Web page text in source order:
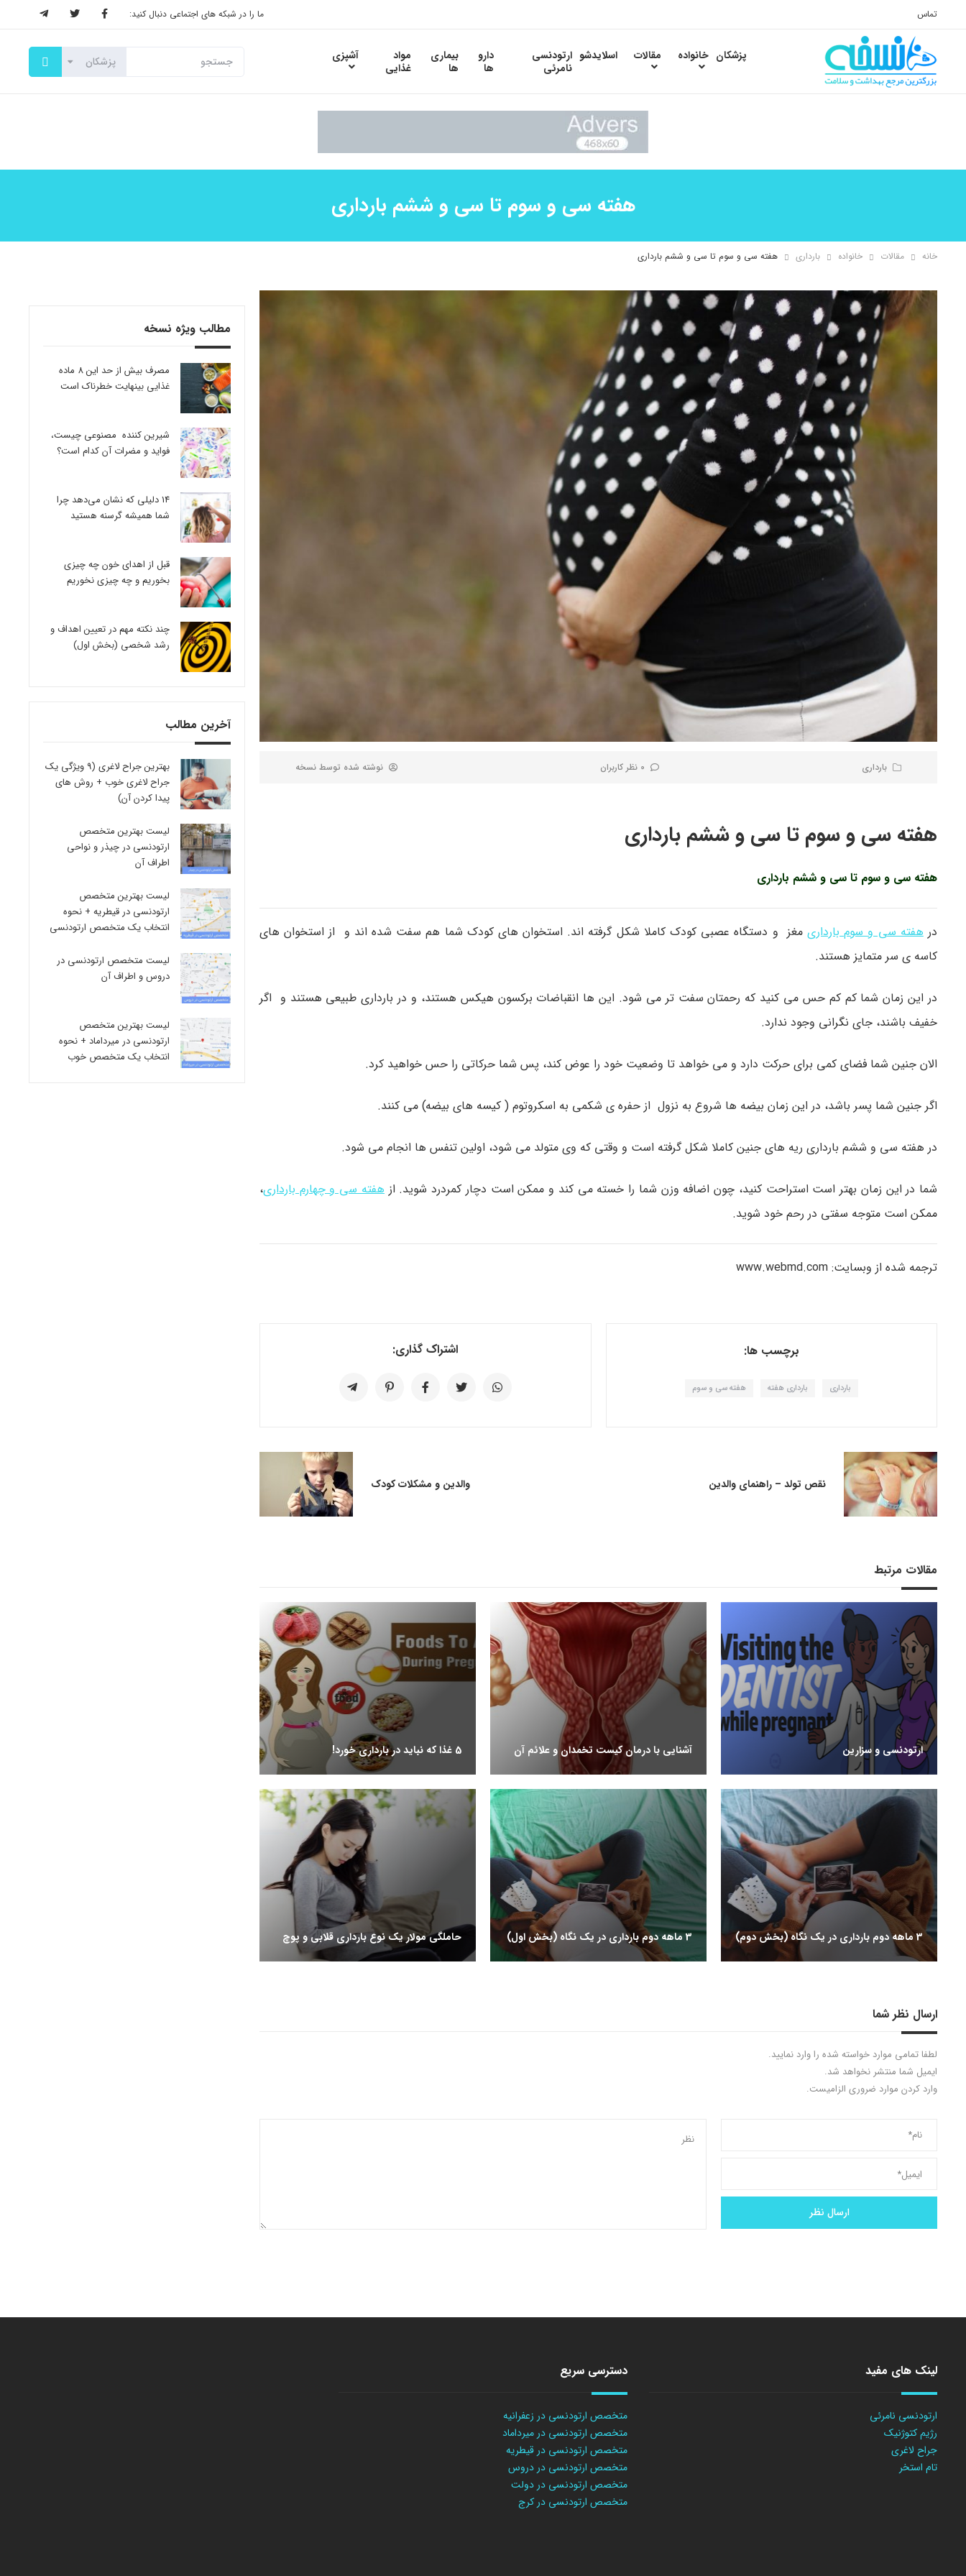
تماس ما را در شبکه های اجتماعی دنبال کنید:
پزشکان خانواده مقالات اسلایدشو ارتودنسی
نامرئی
دارو
ها
بیماری
ها
مواد
غذایی
آشپزی
هفته سی و سوم تا سی و ششم بارداری
خانه مقالات خانواده بارداری هفته سی و سوم تا سی و ششم بارداری
بارداری 0 نظر کاربران نوشته شده توسط نسخه
هفته سی و سوم تا سی و ششم بارداری
هفته سی و سوم تا سی و ششم بارداری
درهفته سی و سوم بارداریمغز و دستگاه عصبی کودک کاملا شکل گرفته اند. استخوان های کودک شما هم سفت شده اند و از استخوان های
کاسه ی سر متمایز هستند.
در این زمان شما کم کم حس می کنید که رحمتان سفت تر می شود. این ها انقباضات برکسون هیکس هستند، و در بارداری طبیعی هستند و اگر
خفیف باشند، جای نگرانی وجود ندارد.
الان جنین شما فضای کمی برای حرکت دارد و می خواهد تا وضعیت خود را عوض کند، پس شما حرکاتی را حس خواهید کرد.
اگر جنین شما پسر باشد، در این زمان بیضه ها شروع به نزول از حفره ی شکمی به اسکروتوم ( کیسه های بیضه) می کنند.
در هفته سی و ششم بارداری ریه های جنین کاملا شکل گرفته است و وقتی که وی متولد می شود، اولین تنفس ها انجام می شود.
شما در این زمان بهتر است استراحت کنید، چون اضافه وزن شما را خسته می کند و ممکن است دچار کمردرد شوید. ازهفته سی و چهارم بارداری،
ممکن است متوجه سفتی در رحم خود شوید.
ترجمه شده از وبسایت: www.webmd.com
برچسب ها:
بارداری بارداری هفته هفته سی و سوم
اشتراک گذاری:
نقص تولد – راهنمای والدین والدین و مشکلات کودک
مقالات مرتبط
ارتودنسی و سزارین آشنایی با درمان کیست تخمدان و علائم آن 5 غذا که نباید در بارداری خورد!
3 ماهه دوم بارداری در یک نگاه (بخش دوم) 3 ماهه دوم بارداری در یک نگاه (بخش اول) حاملگی مولار یک نوع بارداری قلابی و پوچ
ارسال نظر شما
لطفا تمامی موارد خواسته شده را وارد نمایید.
ایمیل شما منتشر نخواهد شد.
وارد کردن موارد ضروری الزامیست.
مطالب ویژه نسخه
مصرف بیش از حد این 8 ماده
غذایی بینهایت خطرناک است
شیرین کننده مصنوعی چیست،
فواید و مضرات آن کدام است؟
14 دلیلی که نشان می‌دهد چرا
شما همیشه گرسنه هستید
قبل از اهدای خون چه چیزی
بخوریم و چه چیزی نخوریم
چند نکته مهم در تعیین اهداف و
رشد شخصی (بخش اول)
آخرین مطالب
بهترین جراح لاغری (9 ویژگی یک
جراح لاغری خوب + روش های
پیدا کردن آن)
لیست بهترین متخصص
ارتودنسی در چیذر و نواحی
اطراف آن
لیست بهترین متخصص
ارتودنسی در قیطریه + نحوه
انتخاب یک متخصص ارتودنسی
لیست متخصص ارتودنسی در
دروس و اطراف آن
لیست بهترین متخصص
ارتودنسی در میرداماد + نحوه
انتخاب یک متخصص خوب
لینک های مفید
ارتودنسی نامرئی
رژیم کتوژنیک
جراح لاغری
تام استخر
دسترسی سریع
متخصص ارتودنسی در زعفرانیه
متخصص ارتودنسی در میرداماد
متخصص ارتودنسی در قیطریه
متخصص ارتودنسی در دروس
متخصص ارتودنسی در دولت
متخصص ارتودنسی در کرج